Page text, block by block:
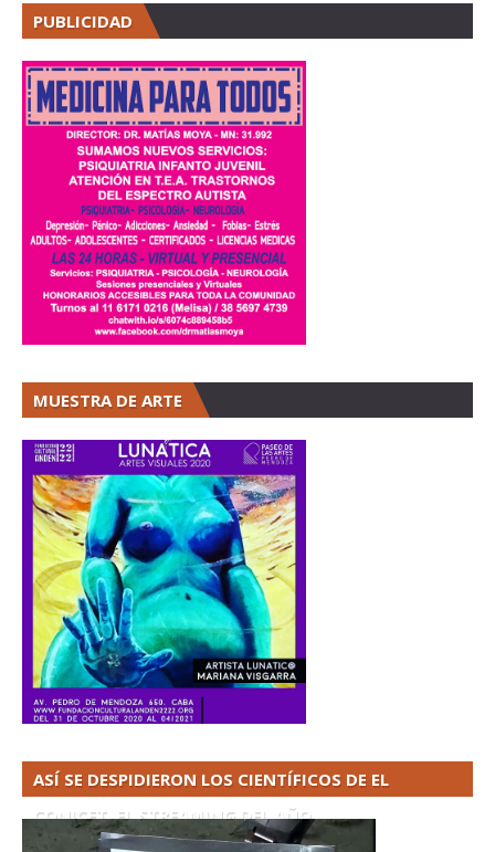
PUBLICIDAD
MUESTRA DE ARTE
ASÍ SE DESPIDIERON LOS CIENTÍFICOS DE EL
CONICET. EL STREAMING DEL AÑO